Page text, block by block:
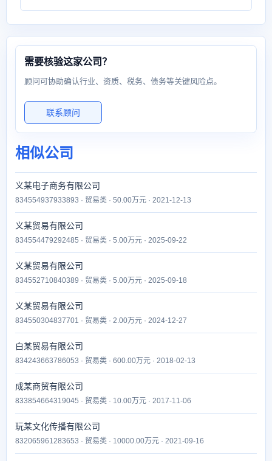
需要核验这家公司？
顾问可协助确认行业、资质、税务、债务等关键风险点。
联系顾问
相似公司
义某电子商务有限公司
834554937933893 · 贸易类 · 50.00万元 · 2021-12-13
义某贸易有限公司
834554479292485 · 贸易类 · 5.00万元 · 2025-09-22
义某贸易有限公司
834552710840389 · 贸易类 · 5.00万元 · 2025-09-18
义某贸易有限公司
834550304837701 · 贸易类 · 2.00万元 · 2024-12-27
白某贸易有限公司
834243663786053 · 贸易类 · 600.00万元 · 2018-02-13
成某商贸有限公司
833854664319045 · 贸易类 · 10.00万元 · 2017-11-06
玩某文化传播有限公司
832065961283653 · 贸易类 · 10000.00万元 · 2021-09-16